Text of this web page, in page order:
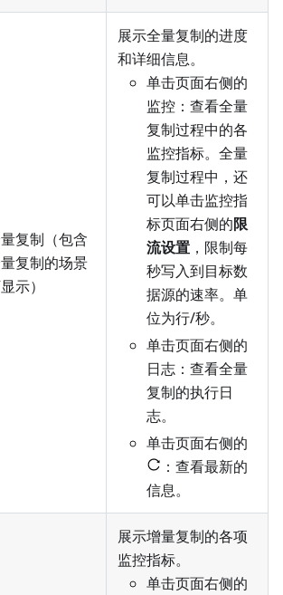
复制（包含
复制的场景
示）
展示全量复制的进度
和详细信息。
单击页面右侧的
监控：查看全量
复制过程中的各
监控指标。全量
复制过程中，还
可以单击监控指
标页面右侧的限
流设置 ，限制每
秒写入到目标数
据源的速率。单
位为行/秒。
单击页面右侧的
日志：查看全量
复制的执行日
志。
单击页面右侧的
：查看最新的
信息。
展示增量复制的各项
监控指标。
单击页面右侧的